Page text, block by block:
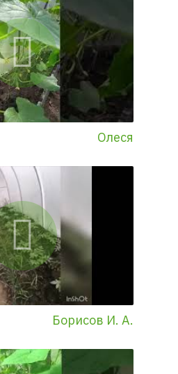
Олеся
Борисов И. А.